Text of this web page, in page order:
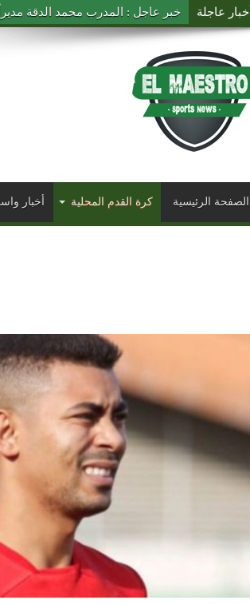
أخبار عاجلة خبر عاجل : المدرب محمد الدقة مديراً
الصفحة الرئيسية كرة القدم المحلية أخبار